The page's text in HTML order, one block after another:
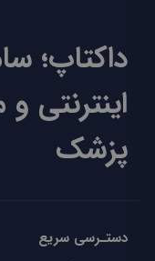
داکتاپ؛
اینترنتی
پزشک
دستـرسی سریع